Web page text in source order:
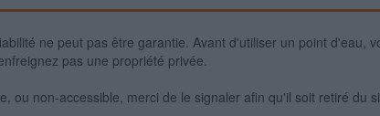
ne peut pas être garantie. Avant d'utiliser un point d'eau,
pas une propriété privée.
ou non-accessible, merci de le signaler afin qu'il soit retiré du